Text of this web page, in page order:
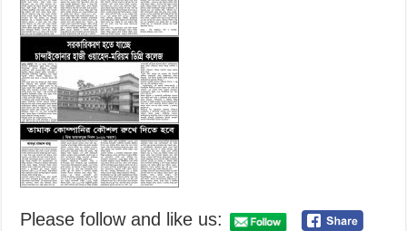
Please follow and like us: